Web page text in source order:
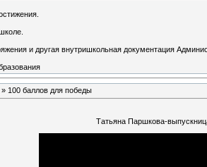
и другая внутришкольная документация
» 100 баллов для победы
Татьяна Паршкова-